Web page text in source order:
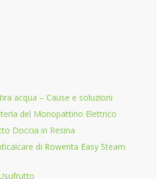
acqua​ – Cause e soluzioni
del Monopattino Elettrico
Doccia in Resina
di Rowenta Easy Steam